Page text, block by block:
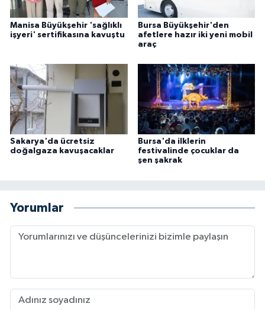
Manisa Büyükşehir 'sağlıklı
işyeri' sertifikasına kavuştu
Bursa Büyükşehir'den
afetlere hazır iki yeni mobil
araç
Sakarya'da ücretsiz
doğalgaza kavuşacaklar
Bursa'da ilklerin
festivalinde çocuklar da
şen şakrak
Yorumlar